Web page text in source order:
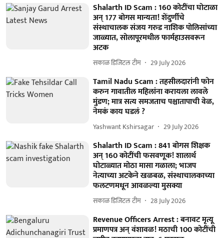
Shalarth ID Scam : 160 कोटींचा घोटाळा
अन् 177 बोगस मान्यता! शेंदुर्णीचे
संस्थाचालक संजय गरुड नाशिक पोलिसांच्या
जाळ्यात, सोलापूरमधील फार्महाउसवरून
अटक
सकाळ डिजिटल टीम 29 July 2026
Tamil Nadu Scam : तहसीलदारांनी फोन
करुन गावातील महिलांना करायला लावले
मुंडण; मात्र सत्य समजताच पश्चातापाची वेळ,
नेमकं काय घडलं ?
Yashwant Kshirsagar 29 July 2026
Shalarth ID Scam : 841 बोगस शिक्षक
अन् 160 कोटींची फसवणूक! शालार्थ
घोटाळ्यात मोठा मासा गळाला; भाजप
नेत्याच्या अटकेने खळबळ, संस्थाचालकाच्या
फलटणमधून आवळल्या मुसक्या
सकाळ डिजिटल टीम 28 July 2026
Revenue Officers Arrest : बनावट मृत्यू
प्रमाणपत्र अन् वंशावळ! मठाची 100 कोटींची